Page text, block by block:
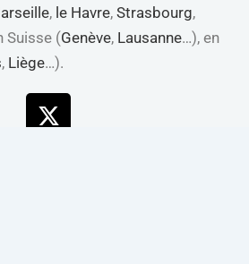
, le Havre, Strasbourg,
Suisse (Genève, Lausanne…), en
, Liège…).
X-
twitter
Linkedin
Youtube
Facebook